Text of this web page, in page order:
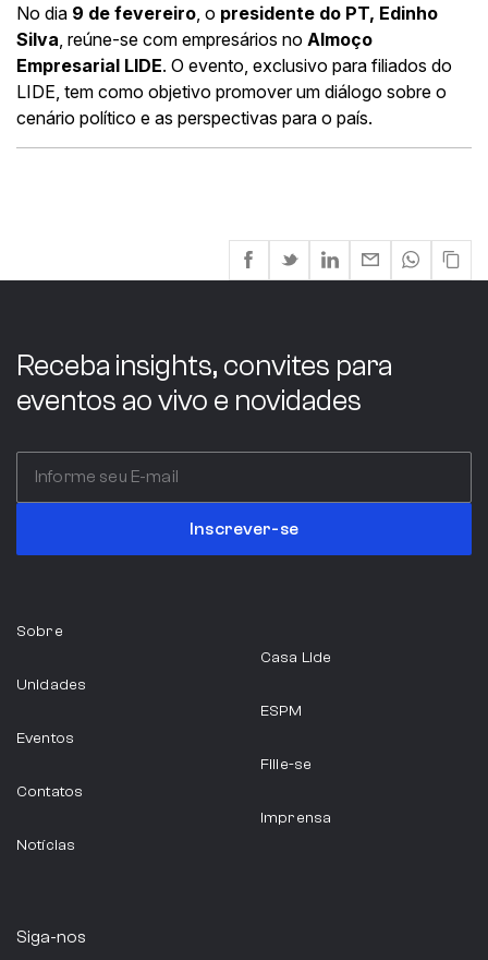
No dia 9 de fevereiro , o presidente do PT, Edinho
Silva , reúne-se com empresários no Almoço
Empresarial LIDE. O evento, exclusivo para filiados do
LIDE, tem como objetivo promover um diálogo sobre o
cenário político e as perspectivas para o país.
Receba insights, convites para
eventos ao vivo e novidades
Inscrever-se
Sobre
Unidades
Eventos
Contatos
Notícias
Casa Lide
ESPM
Filie-se
Imprensa
Siga-nos